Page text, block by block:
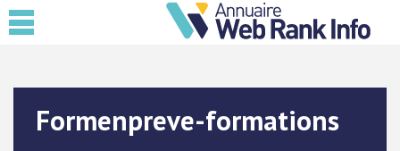
Formenpreve-formations